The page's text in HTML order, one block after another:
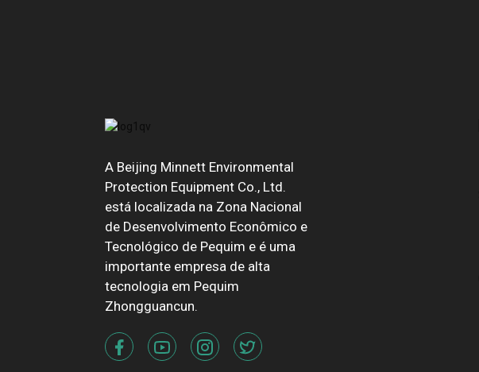
A Beijing Minnett Environmental
Protection Equipment Co., Ltd.
está localizada na Zona Nacional
de Desenvolvimento Econômico e
Tecnológico de Pequim e é uma
importante empresa de alta
tecnologia em Pequim
Zhongguancun.